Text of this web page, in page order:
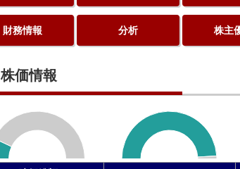
財務情報 分析 株主
株価情報